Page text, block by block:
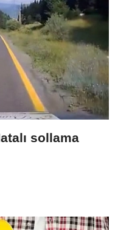
sollama